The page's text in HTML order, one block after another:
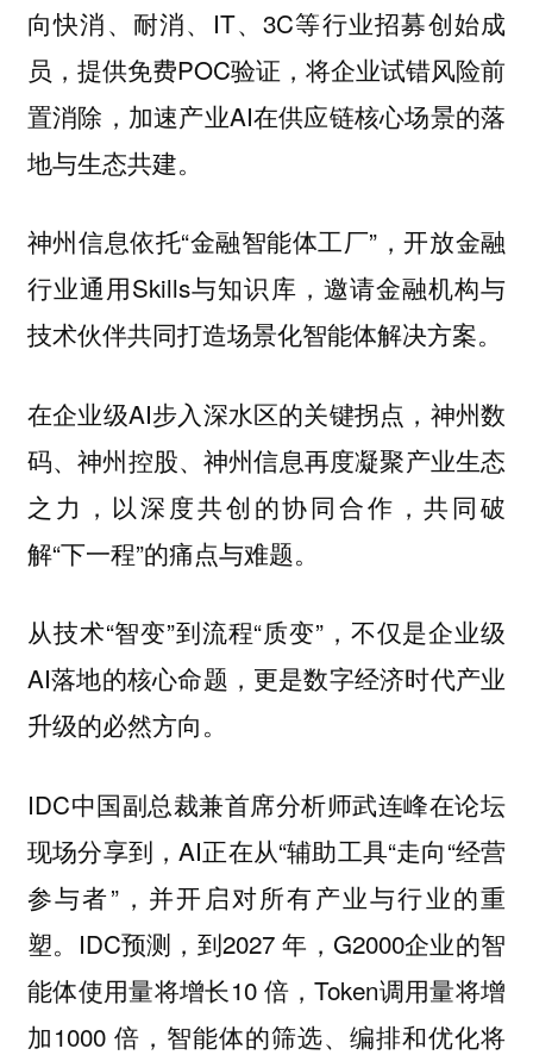
向快消、耐消、IT、3C等行业招募创始成
员，提供免费POC验证，将企业试错风险前
置消除，加速产业AI在供应链核心场景的落
地与生态共建。
神州信息依托“金融智能体工厂”，开放金融
行业通用Skills与知识库，邀请金融机构与
技术伙伴共同打造场景化智能体解决方案。
在企业级AI步入深水区的关键拐点，神州数
码、神州控股、神州信息再度凝聚产业生态
之力，以深度共创的协同合作，共同破
解“下一程”的痛点与难题。
从技术“智变”到流程“质变”，不仅是企业级
AI落地的核心命题，更是数字经济时代产业
升级的必然方向。
IDC中国副总裁兼首席分析师武连峰在论坛
现场分享到，AI正在从“辅助工具“走向“经营
参与者”，并开启对所有产业与行业的重
塑。IDC预测，到2027 年，G2000企业的智
能体使用量将增长10 倍，Token调用量将增
加1000 倍，智能体的筛选、编排和优化将